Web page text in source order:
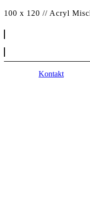
100 x 120 // Acryl
Kontakt